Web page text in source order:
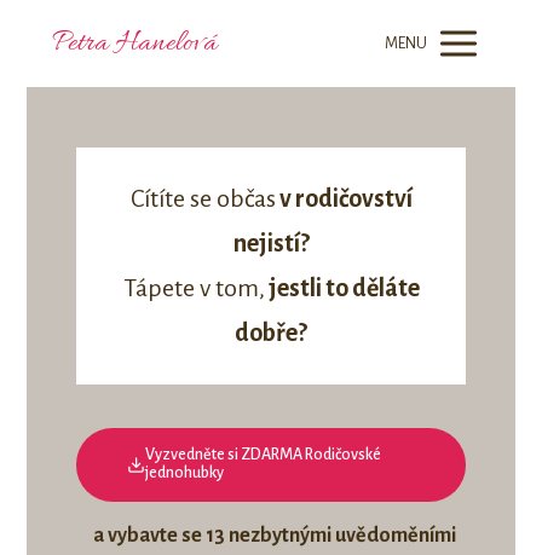
Petra Hanelová MENU
Cítíte se občasv rodičovství
nejistí?
Tápete v tom,jestli to děláte
dobře?
Vyzvedněte si ZDARMA Rodičovské
jednohubky
a vybavte se 13 nezbytnými uvědoměními